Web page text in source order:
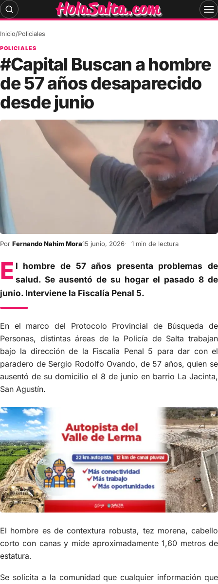
Skip
to
Inicio/Policiales
POLICIALES
#Capital Buscan a hombre
de 57 años desaparecido
desde junio
Por Fernando Nahim Mora15 junio, 2026 1 min de lectura
E l hombre de 57 años presenta problemas de
salud. Se ausentó de su hogar el pasado 8 de
junio. Interviene la Fiscalía Penal 5.
En el marco del Protocolo Provincial de Búsqueda de
Personas, distintas áreas de la Policía de Salta trabajan
bajo la dirección de la Fiscalía Penal 5 para dar con el
paradero de Sergio Rodolfo Ovando, de 57 años, quien se
ausentó de su domicilio el 8 de junio en barrio La Jacinta,
San Agustín.
El hombre es de contextura robusta, tez morena, cabello
corto con canas y mide aproximadamente 1,60 metros de
estatura.
Se solicita a la comunidad que cualquier información que